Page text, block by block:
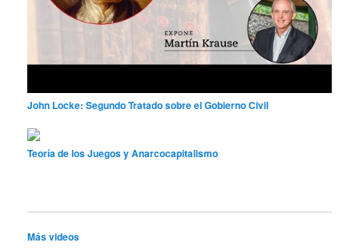
John Locke: Segundo Tratado sobre el Gobierno Civil
Teoría de los Juegos y Anarcocapitalismo
Más videos